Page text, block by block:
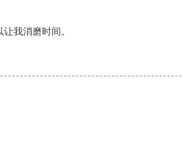
我消磨时间。